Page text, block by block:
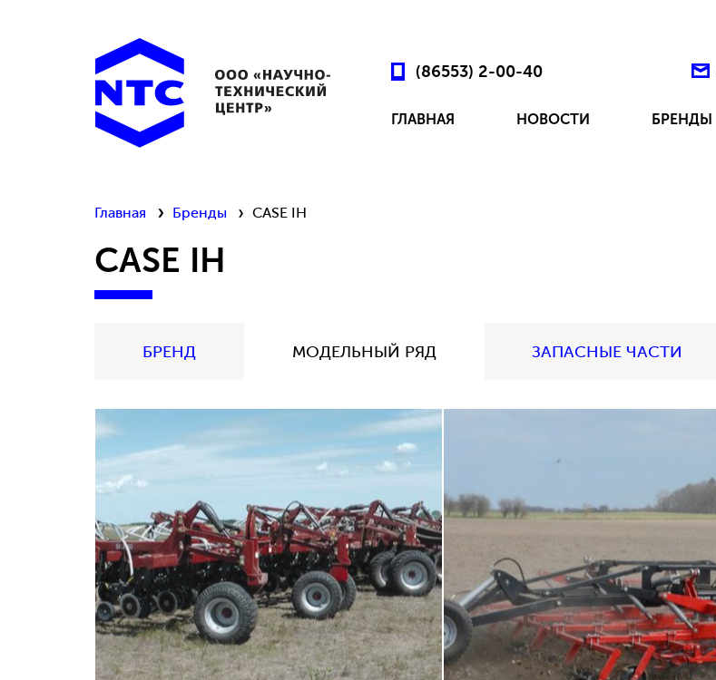
(86553) 2-00-40
ГЛАВНАЯ НОВОСТИ БРЕНДЫ
Главная Бренды CASE IH
CASE IH
БРЕНД МОДЕЛЬНЫЙ РЯД ЗАПАСНЫЕ ЧАСТИ